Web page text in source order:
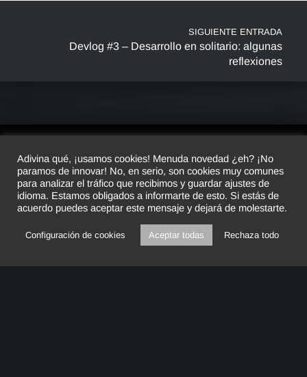
Menú
SIGUIENTE ENTRADA
Devlog #3 – Desarrollo en solitario: algunas
reflexiones
© 2026 Luscofusco Studio. All rights reserved.
Adivina qué, ¡usamos cookies! Menuda novedad ¿eh? ¡No
paramos de innovar! No, en serio, son cookies muy comunes
para analizar el tráfico que recibimos y guardar ajustes de
idioma. Estamos obligados a informarte de esto. Si estás de
acuerdo puedes aceptar este mensaje y dejará de molestarte.
Configuración de cookies Aceptar todas Rechaza todo